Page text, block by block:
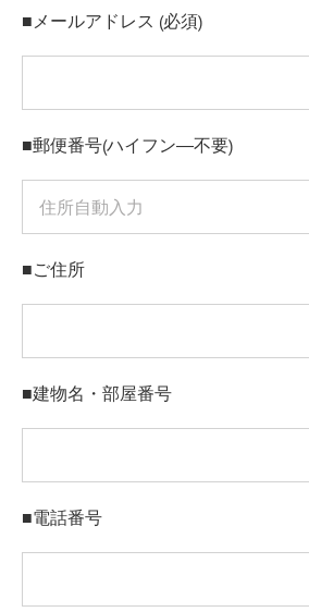
■メールアドレス (必須)
■郵便番号(ハイフン―不要)
■ご住所
■建物名・部屋番号
■電話番号